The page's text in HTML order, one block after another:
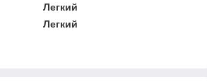
Легкий
Легкий